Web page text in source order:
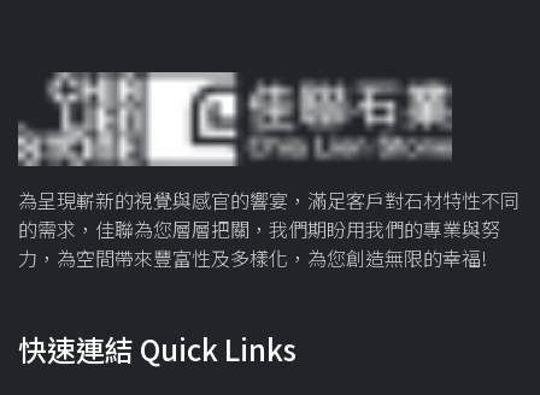
為呈現嶄新的視覺與感官的響宴，滿足客戶對石材特性不同
的需求，佳聯為您層層把關，我們期盼用我們的專業與努
力，為空間帶來豐富性及多樣化，為您創造無限的幸福!
快速連結 Quick Links